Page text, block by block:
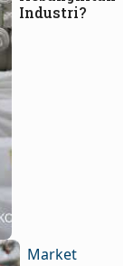
Industri?
Market